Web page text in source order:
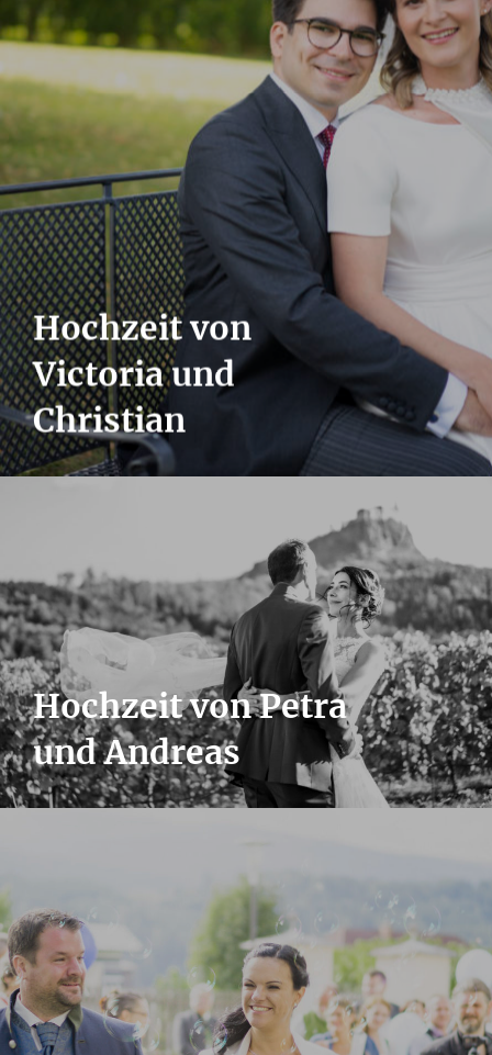
Hochzeit von
Victoria und
Christian
Hochzeit von Petra
und Andreas